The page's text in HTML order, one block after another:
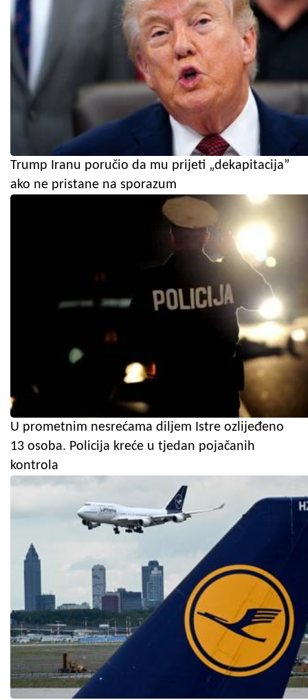
Trump Iranu poručio da mu prijeti „dekapitacija”
ako ne pristane na sporazum
U prometnim nesrećama diljem Istre ozlijeđeno
13 osoba. Policija kreće u tjedan pojačanih
kontrola